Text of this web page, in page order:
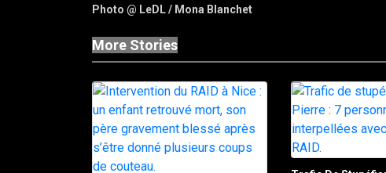
Photo @ LeDL / Mona Blanchet
More Stories